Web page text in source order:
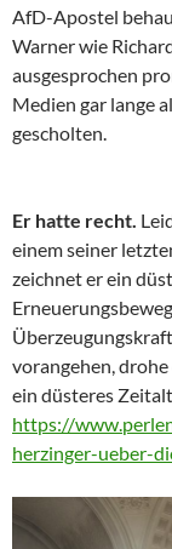
AfD-Apostel
Warner wie
ausgesprochen
Medien gar lange
gescholten.
Er hatte recht.
einem seiner
zeichnet er ein
vorangehen,
ein düsteres
https://
herzinger-ueber-